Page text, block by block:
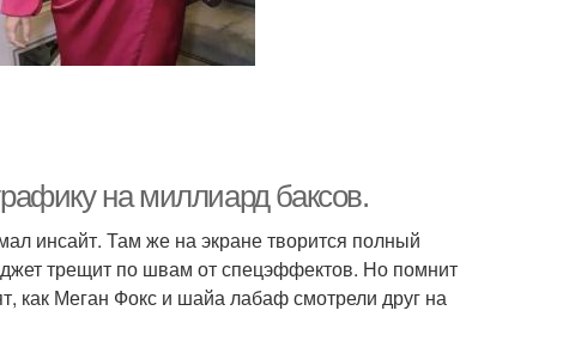
на миллиард баксов.
инсайт. Там же на экране творится полный
трещит по швам от спецэффектов. Но помнит
как Меган Фокс и шайа лабаф смотрели друг на